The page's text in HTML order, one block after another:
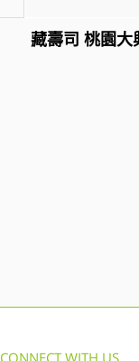
藏壽司 桃園大
CONNECT WITH US